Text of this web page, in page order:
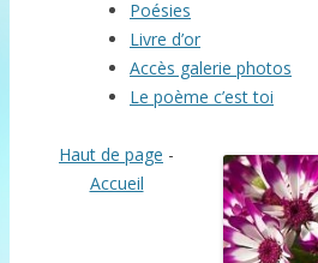
Poésies
Livre d’or
Accès galerie photos
Le poème c’est toi
Haut de page -
Accueil